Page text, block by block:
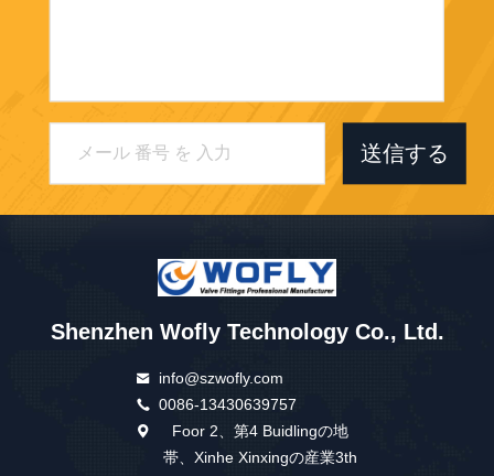
送信する
Shenzhen Wofly Technology Co., Ltd.
info@szwofly.com
0086-13430639757
Foor 2、第4 Buidlingの地
帯、Xinhe Xinxingの産業3th